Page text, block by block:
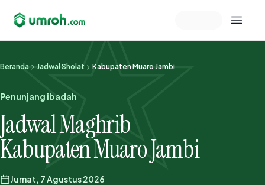
Memeriksa sesi akun
Beranda Jadwal Sholat Kabupaten Muaro Jambi
Penunjang ibadah
Jadwal Maghrib
Kabupaten Muaro Jambi
Jumat, 7 Agustus 2026